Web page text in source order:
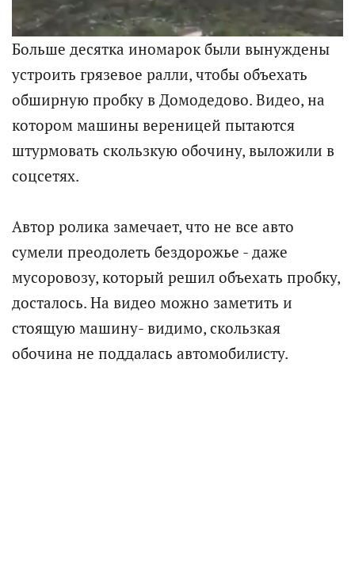
Больше десятка иномарок были вынуждены
устроить грязевое ралли, чтобы объехать
обширную пробку в Домодедово. Видео, на
котором машины вереницей пытаются
штурмовать скользкую обочину, выложили в
соцсетях.
Автор ролика замечает, что не все авто
сумели преодолеть бездорожье - даже
мусоровозу, который решил объехать пробку,
досталось. На видео можно заметить и
стоящую машину- видимо, скользкая
обочина не поддалась автомобилисту.